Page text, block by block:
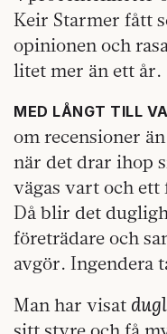
Keir Starmer fått
opinionen och
litet mer än ett år.
MED LÅNGT TILL
om recensioner
när det drar ihop
vägas vart och
Då blir det
företrädare och
avgör. Ingendera
Man har visat